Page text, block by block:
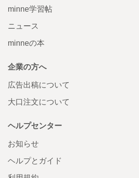
minne学習帖
ニュース
minneの本
企業の方へ
広告出稿について
大口注文について
ヘルプセンター
お知らせ
ヘルプとガイド